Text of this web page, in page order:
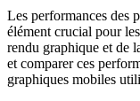
Les performances des
élément crucial pour
rendu graphique et de
et comparer ces
graphiques mobiles